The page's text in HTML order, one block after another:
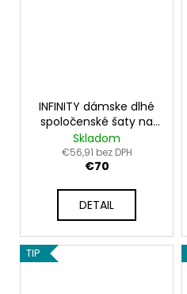
INFINITY dámske dlhé
spoločenské šaty na
viazanie - Petrolej
Skladom
€56,91 bez DPH
€70
DETAIL
TIP